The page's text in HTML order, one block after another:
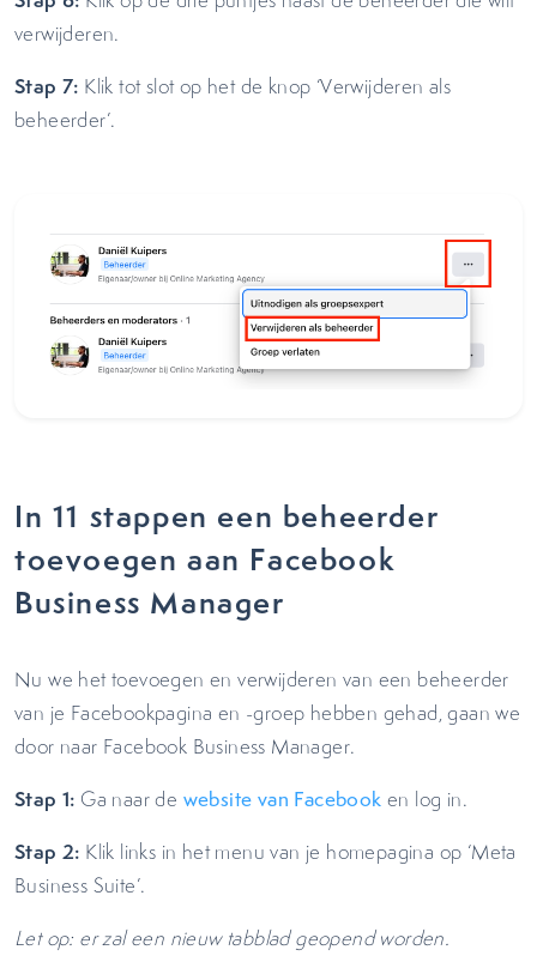
verwijderen.
Stap 7: Klik tot slot op het de knop ‘Verwijderen als
beheerder’.
In 11 stappen een beheerder
toevoegen aan Facebook
Business Manager
Nu we het toevoegen en verwijderen van een beheerder
van je Facebookpagina en -groep hebben gehad, gaan we
door naar Facebook Business Manager.
Stap 1: Ga naar de website van Facebook en log in.
Stap 2: Klik links in het menu van je homepagina op ‘Meta
Business Suite’.
Let op: er zal een nieuw tabblad geopend worden.